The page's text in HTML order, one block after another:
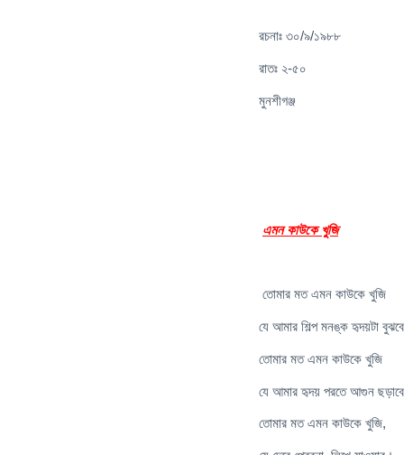
রচনাঃ ৩০/৯/১৯৮৮
রাতঃ ২-৫০
মুনশীগঞ্জ
এমন কাউকে খুজি
তোমার মত এমন কাউকে খুজি
যে আমার শিল্প মনঙ্ক হৃদয়টা
তোমার মত এমন কাউকে খুজি
যে আমার হৃদয় পরতে আগুন
তোমার মত এমন কাউকে খুজি,